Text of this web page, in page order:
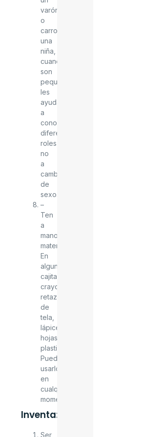
varón
o
carros
una
niña,
cuando
son
pequeños(as)
les
ayuda
a
conocer
diferentes
roles,
no
a
cambiar
de
sexo.
–
Ten
a
mano
material.
En
alguna
cajita,
crayones,
retazos
de
tela,
lápices,
hojas,
plastilina.
Puedes
usarlos
en
cualquier
momento.
Inventa:
Ser